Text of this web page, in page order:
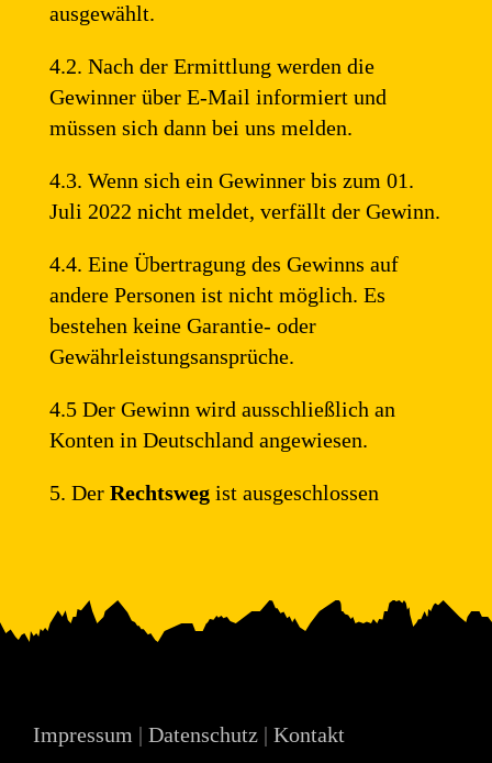
ausgewählt.
4.2. Nach der Ermittlung werden die
Gewinner über E-Mail informiert und
müssen sich dann bei uns melden.
4.3. Wenn sich ein Gewinner bis zum 01.
Juli 2022 nicht meldet, verfällt der Gewinn.
4.4. Eine Übertragung des Gewinns auf
andere Personen ist nicht möglich. Es
bestehen keine Garantie- oder
Gewährleistungsansprüche.
4.5 Der Gewinn wird ausschließlich an
Konten in Deutschland angewiesen.
5. Der Rechtswegist ausgeschlossen
Impressum | Datenschutz | Kontakt